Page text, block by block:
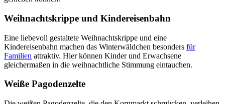
Weihnachtskrippe und Kindereisenbahn
Eine liebevoll gestaltete Weihnachtskrippe und eine
Kindereisenbahn machen das Winterwäldchen besonders für
Familien attraktiv. Hier können Kinder und Erwachsene
gleichermaßen in die weihnachtliche Stimmung eintauchen.
Weiße Pagodenzelte